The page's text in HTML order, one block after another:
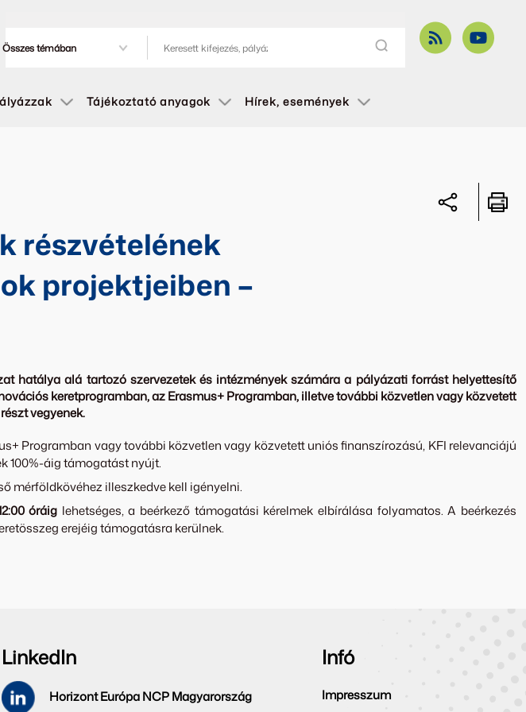
Tájékoztató anyagok Hírek, események
részvételének
projektjeiben –
hatálya alá tartozó szervezetek és intézmények számára a pályázati forrást helyettesítő
keretprogramban, az Erasmus+ Programban, illetve további közvetlen vagy közvetett
vegyenek.
Programban vagy további közvetlen vagy közvetett uniós finanszírozású, KFI relevanciájú
100%-áig támogatást nyújt.
mérföldkövéhez illeszkedve kell igényelni.
óráig lehetséges, a beérkező támogatási kérelmek elbírálása folyamatos. A beérkezés
erejéig támogatásra kerülnek.
LinkedIn
Horizont Európa NCP Magyarország
Infó
Impresszum